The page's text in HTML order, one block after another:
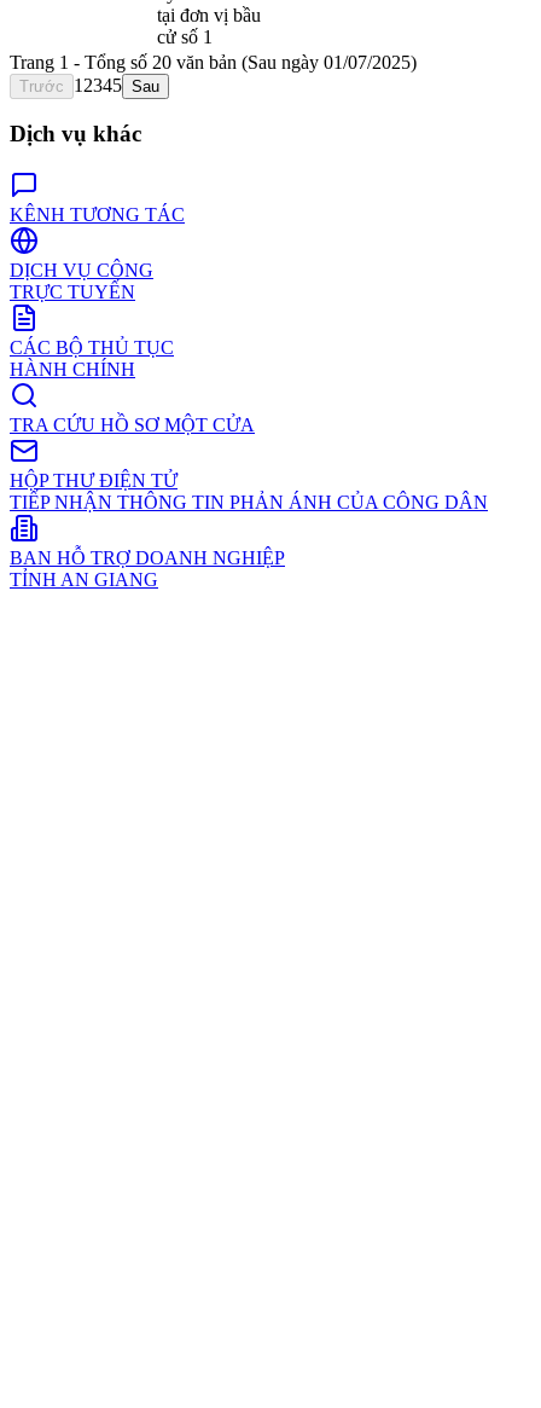
tại đơn vị bầu
cử số 1
Trang 1 - Tổng số 20 văn bản (Sau ngày 01/07/2025)
Trước 1 2345 Sau
Dịch vụ khác
KÊNH TƯƠNG TÁC
DỊCH VỤ CÔNG
TRỰC TUYẾN
CÁC BỘ THỦ TỤC
HÀNH CHÍNH
TRA CỨU HỒ SƠ MỘT CỬA
HỘP THƯ ĐIỆN TỬ
TIẾP NHẬN THÔNG TIN PHẢN ÁNH CỦA CÔNG DÂN
BAN HỖ TRỢ DOANH NGHIỆP
TỈNH AN GIANG